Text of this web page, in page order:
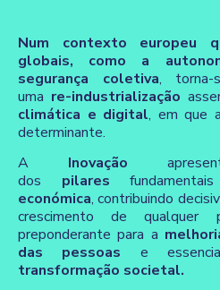
Num contexto europeu
globais, como a
segurança coletiva, torna-
uma re-industrialização
climática e digital, em que
determinante.
A Inovação
dos pilares
económica, contribuindo
crescimento de
preponderante para a
das pessoas e
transformação societal.